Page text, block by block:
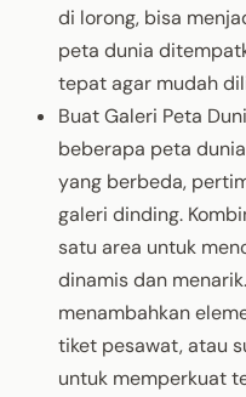
di lorong, bisa
peta dunia
tepat agar mudah
Buat Galeri Peta
beberapa peta
yang berbeda,
galeri dinding.
satu area untuk
dinamis dan
menambahkan
tiket pesawat, atau
untuk memperkuat